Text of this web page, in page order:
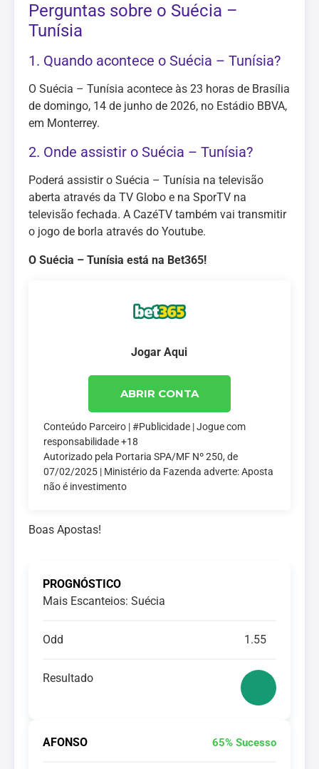
Perguntas sobre o Suécia –
Tunísia
1. Quando acontece o Suécia – Tunísia?
O Suécia – Tunísia acontece às 23 horas de Brasília
de domingo, 14 de junho de 2026, no Estádio BBVA,
em Monterrey.
2. Onde assistir o Suécia – Tunísia?
Poderá assistir o Suécia – Tunísia na televisão
aberta através da TV Globo e na SporTV na
televisão fechada. A CazéTV também vai transmitir
o jogo de borla através do Youtube.
O Suécia – Tunísia está na Bet365!
Jogar Aqui
ABRIR CONTA
Conteúdo Parceiro | #Publicidade | Jogue com
responsabilidade +18
Autorizado pela Portaria SPA/MF Nº 250, de
07/02/2025 | Ministério da Fazenda adverte: Aposta
não é investimento
Boas Apostas!
PROGNÓSTICO
Mais Escanteios: Suécia
Odd 1.55
Resultado
AFONSO 65% Sucesso